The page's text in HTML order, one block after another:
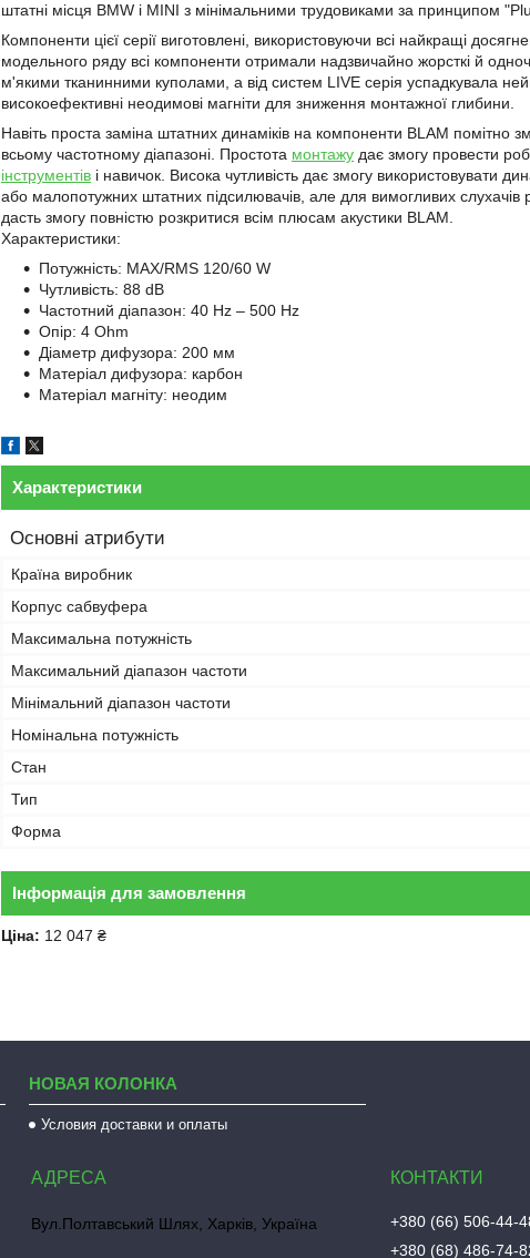
штатні місця BMW і MINI з мінімальними трудовиками за принципом
Компоненти цієї серії виготовлені, використовуючи всі найкращі
модельного ряду всі компоненти отримали надзвичайно жорсткі й
м'якими тканинними куполами, а від систем LIVE серія успадкувала
високоефективні неодимові магніти для зниження монтажної глибини.
Навіть проста заміна штатних динаміків на компоненти BLAM помітно
всьому частотному діапазоні. Простота монтажу дає змогу провести
інструментів і навичок. Висока чутливість дає змогу використовувати
або малопотужних штатних підсилювачів, але для вимогливих
дасть змогу повністю розкритися всім плюсам акустики BLAM.
Характеристики:
Потужність: MAX/RMS 120/60 W
Чутливість: 88 dB
Частотний діапазон: 40 Hz – 500 Hz
Опір: 4 Ohm
Діаметр дифузора: 200 мм
Матеріал дифузора: карбон
Матеріал магніту: неодим
Характеристики
Основні атрибути
Країна виробник
Корпус сабвуфера
Максимальна потужність
Максимальний діапазон частоти
Мінімальний діапазон частоти
Номінальна потужність
Стан
Тип
Форма
Інформація для замовлення
Ціна: 12 047 ₴
НОВАЯ КОЛОНКА
Условия доставки и оплаты
Вул.Полтавський Шлях, Харків, Україна +380 (66) 506-44-
+380 (68) 486-74-